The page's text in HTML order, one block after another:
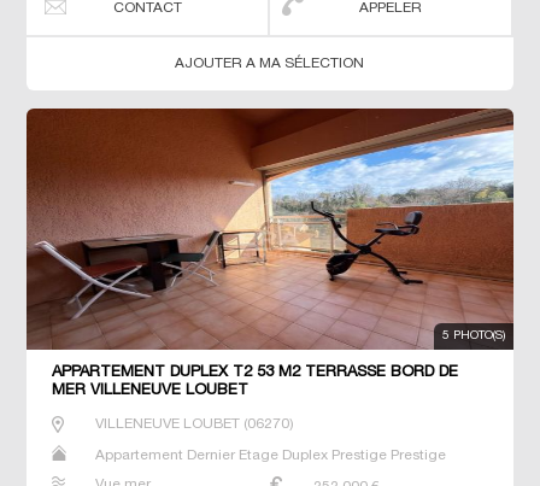
CONTACT APPELER
AJOUTER A MA SÉLECTION
5 PHOTO(S)
APPARTEMENT DUPLEX T2 53 M2 TERRASSE BORD DE
MER VILLENEUVE LOUBET
VILLENEUVE LOUBET(06270)
Appartement Dernier Etage Duplex Prestige Prestige